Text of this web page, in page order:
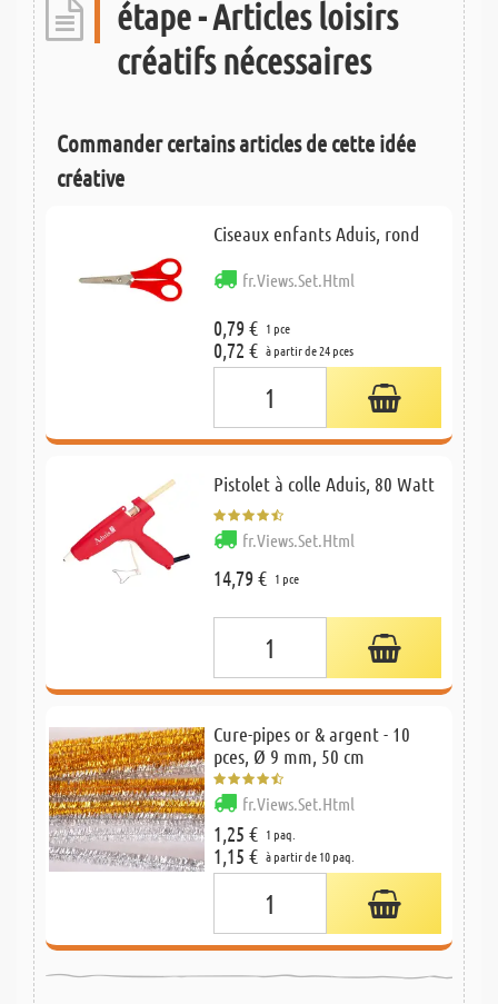
étape - Articles loisirs
créatifs nécessaires
Commander certains articles de cette idée
créative
Ciseaux enfants Aduis, rond
fr.Views.Set.Html
0,79 € 1 pce
0,72 € à partir de 24 pces
Pistolet à colle Aduis, 80 Watt
fr.Views.Set.Html
14,79 € 1 pce
Cure-pipes or & argent - 10
pces, Ø 9 mm, 50 cm
fr.Views.Set.Html
1,25 € 1 paq.
1,15 € à partir de 10 paq.